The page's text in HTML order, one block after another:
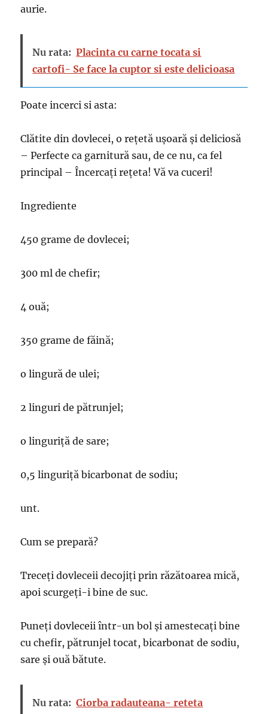
aurie.
Nu rata: Placinta cu carne tocata si
cartofi- Se face la cuptor si este delicioasa
Poate incerci si asta:
Clătite din dovlecei, o rețetă ușoară și deliciosă
– Perfecte ca garnitură sau, de ce nu, ca fel
principal – Încercați rețeta! Vă va cuceri!
Ingrediente
450 grame de dovlecei;
300 ml de chefir;
4 ouă;
350 grame de făină;
o lingură de ulei;
2 linguri de pătrunjel;
o linguriță de sare;
0,5 linguriță bicarbonat de sodiu;
unt.
Cum se prepară?
Treceți dovleceii decojiți prin răzătoarea mică,
apoi scurgeți-i bine de suc.
Puneți dovleceii într-un bol și amestecați bine
cu chefir, pătrunjel tocat, bicarbonat de sodiu,
sare și ouă bătute.
Nu rata: Ciorba radauteana- reteta